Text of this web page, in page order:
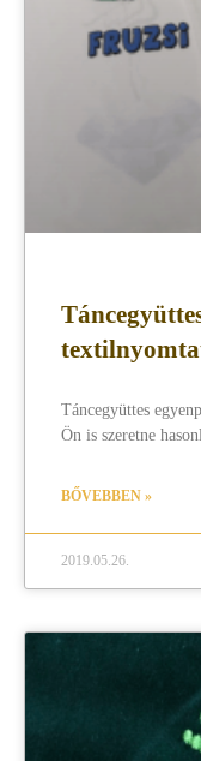
Táncegyüttes
Ön is szeretne
BŐVEBBEN »
2019.05.26.